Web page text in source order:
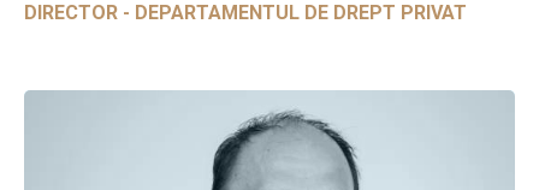
DIRECTOR - DEPARTAMENTUL DE DREPT PRIVAT